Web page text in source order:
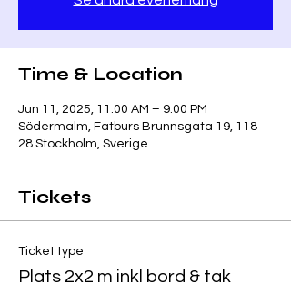
Time & Location
Jun 11, 2025, 11:00 AM – 9:00 PM
Södermalm, Fatburs Brunnsgata 19, 118
28 Stockholm, Sverige
Tickets
Ticket type
Plats 2x2 m inkl bord & tak